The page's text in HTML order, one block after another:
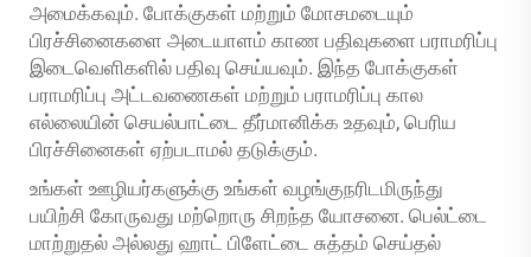
அமைக்கவும். போக்குகள் மற்றும் மோசமடையும்
பிரச்சினைகளை அடையாளம் காண பதிவுகளை பராமரிப்பு
இடைவெளிகளில் பதிவு செய்யவும். இந்த போக்குகள்
பராமரிப்பு அட்டவணைகள் மற்றும் பராமரிப்பு கால
எல்லையின் செயல்பாட்டை தீர்மானிக்க உதவும், பெரிய
பிரச்சினைகள் ஏற்படாமல் தடுக்கும்.
உங்கள் ஊழியர்களுக்கு உங்கள் வழங்குநரிடமிருந்து
பயிற்சி கோருவது மற்றொரு சிறந்த யோசனை. பெல்ட்டை
மாற்றுதல் அல்லது ஹாட் பிளேட்டை சுத்தம் செய்தல்